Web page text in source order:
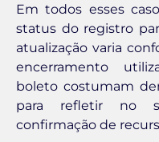
Em todos esses
status do registro
atualização varia
encerramento
boleto costumam
para refletir no
confirmação de